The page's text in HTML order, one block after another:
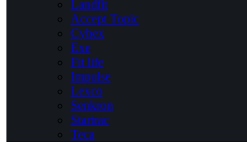
Landfit
Accept Topic
Cybex
Exe
Fit life
Impulse
Lexco
Senkron
Startrac
Teca